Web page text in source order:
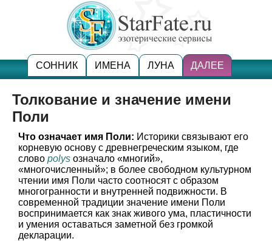
СОННИК ИМЕНА ЛУНА ДАЛЕЕ
Толкование и значение имени
Поли
Что означает имя Поли: Историки связывают его
корневую основу с древнегреческим языком, где
слово polys означало «многий»,
«многочисленный»; в более свободном культурном
чтении имя Поли часто соотносят с образом
многогранности и внутренней подвижности. В
современной традиции значение имени Поли
воспринимается как знак живого ума, пластичности
и умения оставаться заметной без громкой
декларации.